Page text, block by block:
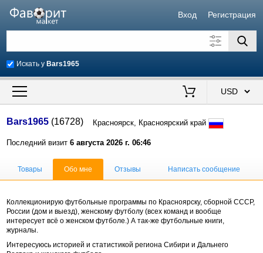
Вход Регистрация
Искать у Bars1965
Искать также в описании
Продавец
Bars1965 (16728) Красноярск, Красноярский край
Последний визит6 августа 2026 г. 06:46
Товары Обо мне Отзывы Написать сообщение
Коллекционирую футбольные программы по Красноярску, сборной СССР,
России (дом и выезд), женскому футболу (всех команд и вообще
интересует всё о женском футболе.) А так-же футбольные книги,
журналы.
Интересуюсь историей и статистикой региона Сибири и Дальнего